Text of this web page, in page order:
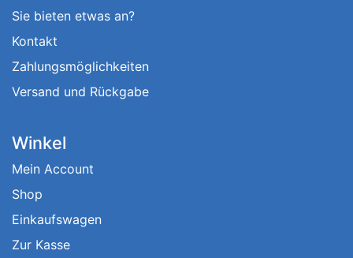
Sie bieten etwas an?
Kontakt
Zahlungsmöglichkeiten
Versand und Rückgabe
Winkel
Mein Account
Shop
Einkaufswagen
Zur Kasse